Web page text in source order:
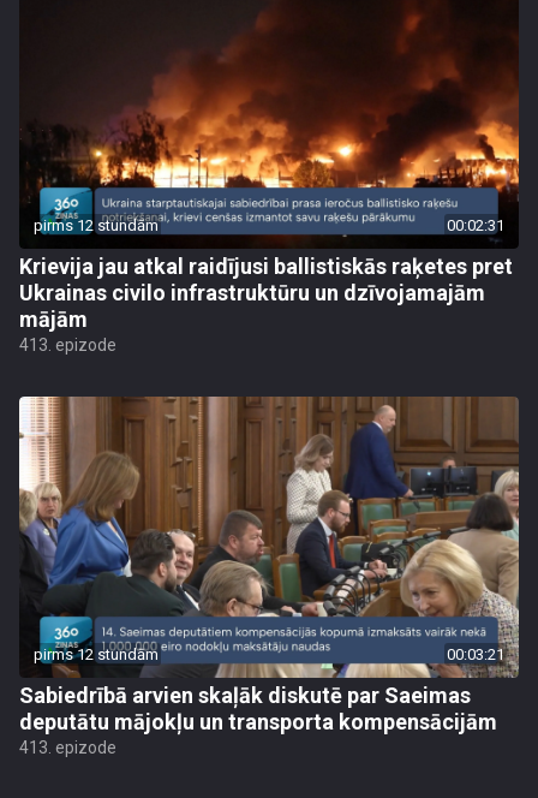
pirms 12 stundām 00:02:31
Krievija jau atkal raidījusi ballistiskās raķetes pret
Ukrainas civilo infrastruktūru un dzīvojamajām
mājām
413. epizode
pirms 12 stundām 00:03:21
Sabiedrībā arvien skaļāk diskutē par Saeimas
deputātu mājokļu un transporta kompensācijām
413. epizode